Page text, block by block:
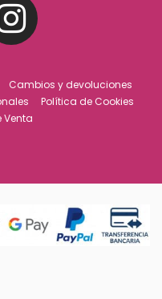
Cambios y devoluciones
Política de Cookies
Venta